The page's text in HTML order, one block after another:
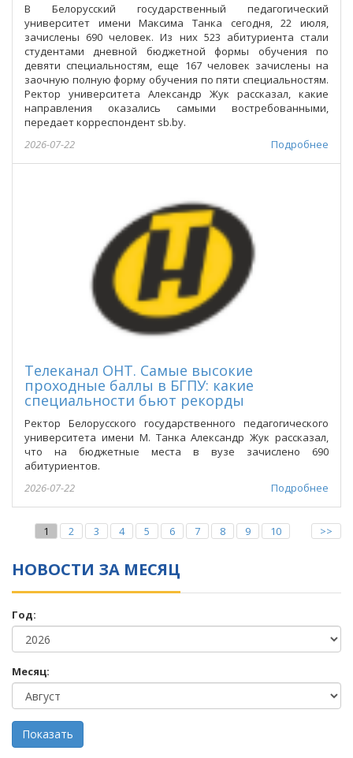
В Белорусский государственный педагогический
университет имени Максима Танка сегодня, 22 июля,
зачислены 690 человек. Из них 523 абитуриента стали
студентами дневной бюджетной формы обучения по
девяти специальностям, еще 167 человек зачислены на
заочную полную форму обучения по пяти специальностям.
Ректор университета Александр Жук рассказал, какие
направления оказались самыми востребованными,
передает корреспондент sb.bу.
Подробнее
2026-07-22
Телеканал ОНТ. Самые высокие
проходные баллы в БГПУ: какие
специальности бьют рекорды
Ректор Белорусского государственного педагогического
университета имени М. Танка Александр Жук рассказал,
что на бюджетные места в вузе зачислено 690
абитуриентов.
Подробнее
2026-07-22
1 2 3 4 5 6 7 8 9 10 >>
НОВОСТИ ЗА МЕСЯЦ
Год:
Месяц: